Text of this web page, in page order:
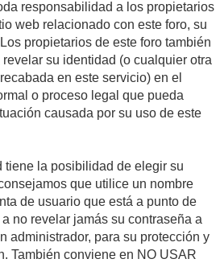
responsabilidad a los propietarios
web relacionado con este foro, su
propietarios de este foro también
su identidad (o cualquier otra
en este servicio) en el
o proceso legal que pueda
causada por su uso de este
tiene la posibilidad de elegir su
que utilice un nombre
de usuario que está a punto de
no revelar jamás su contraseña a
administrador, para su protección y
También conviene en NO USAR